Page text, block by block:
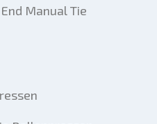
Manual Tie